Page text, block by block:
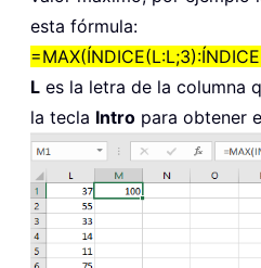
esta fórmula:
L es la letra de la columna
la tecla Intro para obtener